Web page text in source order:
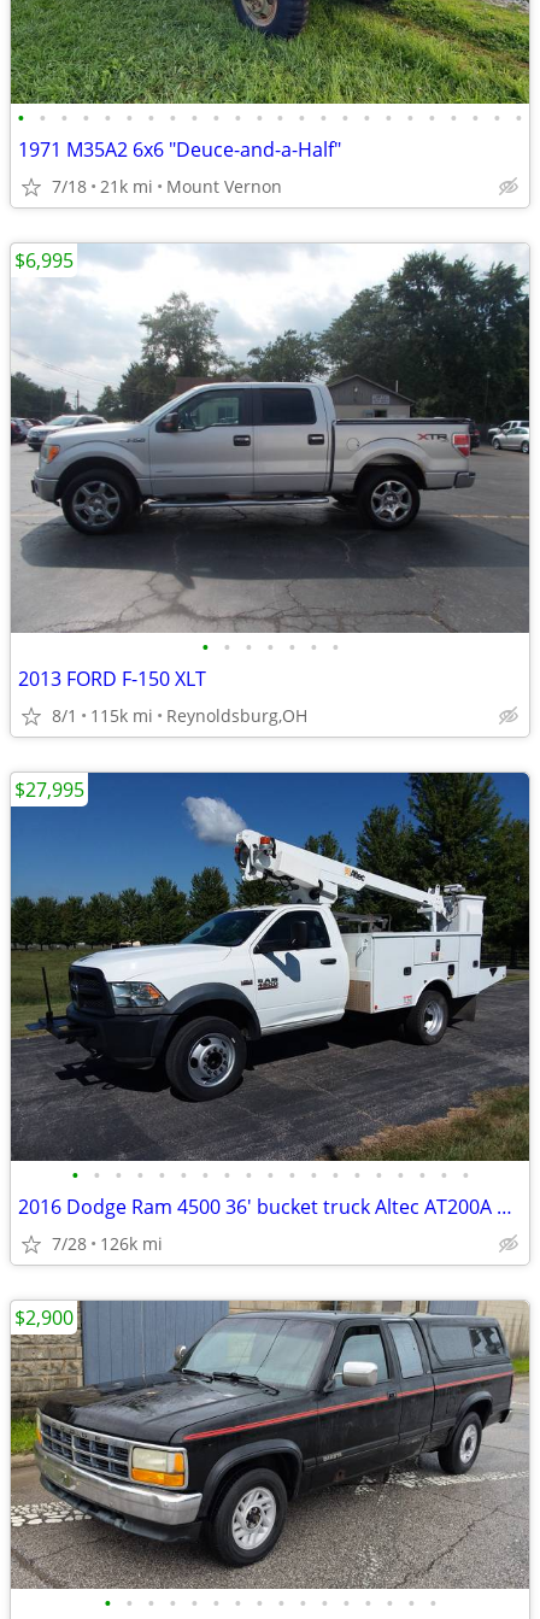
• • • • • • • • • • • • • • • • • • • • • • • •
1971 M35A2 6x6 "Deuce-and-a-Half"
7/18 21k mi Mount Vernon
• • • • • • •
2013 FORD F-150 XLT
8/1 115k mi Reynoldsburg,OH
$6,995
• • • • • • • • • • • • • • • • • • •
2016 Dodge Ram 4500 36' bucket truck Altec AT200A Very Solid Nice
7/28 126k mi
$27,995
• • • • • • • • • • • • • • • •
$2,900